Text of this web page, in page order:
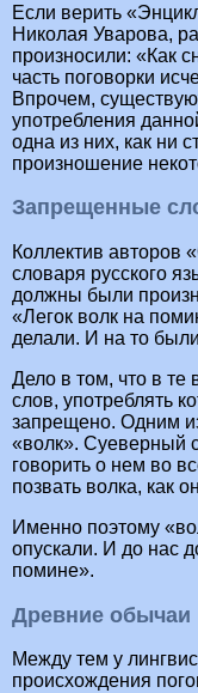
Если верить
Николая Уварова,
произносили: «Как
часть поговорки
Впрочем,
употребления
одна из них, как ни
произношение
Запрещенные
Коллектив авторов
словаря русского
должны были
«Легок волк на
делали. И на то
Дело в том, что в
слов, употреблять
запрещено. Одним
«волк». Суеверный
говорить о нем во
позвать волка, как
Именно поэтому
опускали. И до нас
помине».
Древние обычаи
Между тем у
происхождения